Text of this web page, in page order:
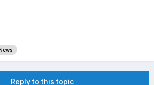
Reply to this topic